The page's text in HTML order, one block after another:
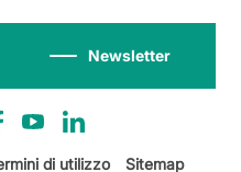
Newsletter
di utilizzo Sitemap